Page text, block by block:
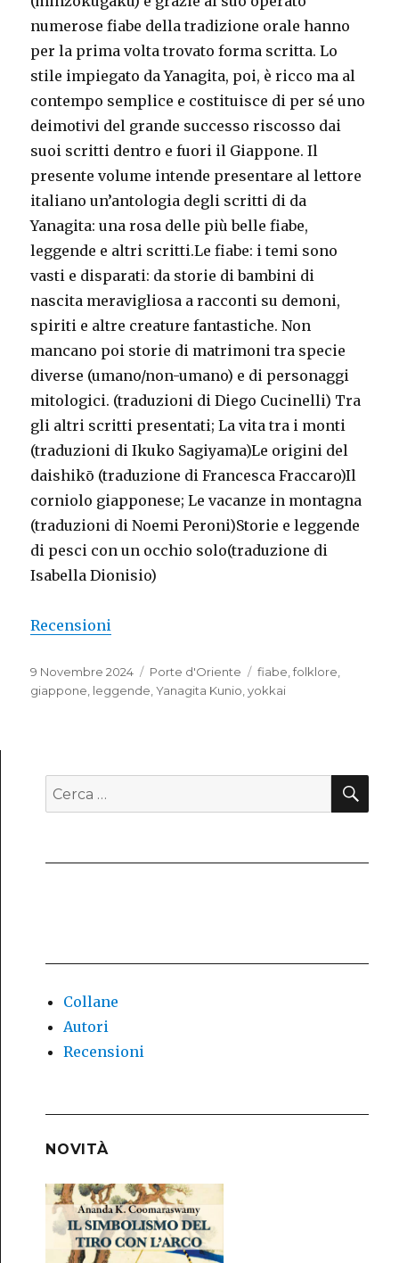
numerose fiabe della tradizione orale hanno
per la prima volta trovato forma scritta. Lo
stile impiegato da Yanagita, poi, è ricco ma al
contempo semplice e costituisce di per sé uno
deimotivi del grande successo riscosso dai
suoi scritti dentro e fuori il Giappone. Il
presente volume intende presentare al lettore
italiano un’antologia degli scritti di da
Yanagita: una rosa delle più belle fiabe,
leggende e altri scritti.Le fiabe: i temi sono
vasti e disparati: da storie di bambini di
nascita meravigliosa a racconti su demoni,
spiriti e altre creature fantastiche. Non
mancano poi storie di matrimoni tra specie
diverse (umano/non-umano) e di personaggi
mitologici. (traduzioni di Diego Cucinelli) Tra
gli altri scritti presentati; La vita tra i monti
(traduzioni di Ikuko Sagiyama)Le origini del
daishikō (traduzione di Francesca Fraccaro)Il
corniolo giapponese; Le vacanze in montagna
(traduzioni di Noemi Peroni)Storie e leggende
di pesci con un occhio solo(traduzione di
Isabella Dionisio)
Recensioni
Pubblicato
il
9 Novembre 2024 Categorie
Porte d'Oriente Tag
fiabe,folklore,
giappone, leggende,Yanagita Kunio,yokkai
Cerca:
Collane
Autori
Recensioni
NOVITÀ